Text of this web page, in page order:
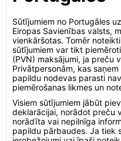
Sūtījumiem no Portugāles
Eiropas Savienības valsts,
vienkāršotas. Tomēr
sūtījumiem var tikt
(PVN) maksājumi, ja preču
Privātpersonām, kas
papildu nodevas parasti
piemērošanas likmes un
Visiem sūtījumiem jābūt
deklarācijai, norādot preču
norādīta vai nepilnīga
papildu pārbaudes. Ja tiek